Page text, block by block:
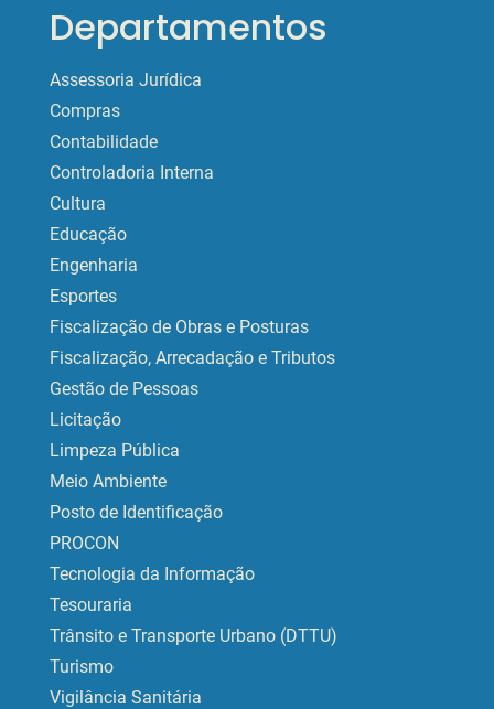
Departamentos
Assessoria Jurídica
Compras
Contabilidade
Controladoria Interna
Cultura
Educação
Engenharia
Esportes
Fiscalização de Obras e Posturas
Fiscalização, Arrecadação e Tributos
Gestão de Pessoas
Licitação
Limpeza Pública
Meio Ambiente
Posto de Identificação
PROCON
Tecnologia da Informação
Tesouraria
Trânsito e Transporte Urbano (DTTU)
Turismo
Vigilância Sanitária